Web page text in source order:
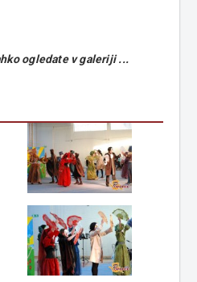
ogledate v galeriji ...